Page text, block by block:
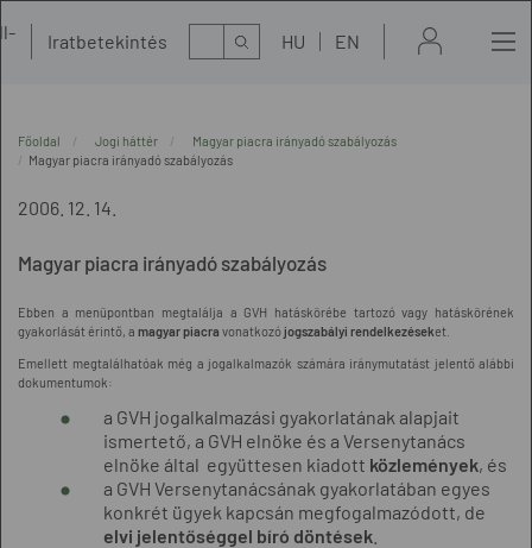
Iratbetekintés Kereső HU EN
Főoldal Jogi háttér
Magyar piacra irányadó szabályozás
Magyar piacra irányadó szabályozás
2006. 12. 14.
Magyar piacra irányadó szabályozás
Ebben a menüpontban megtalálja a GVH hatáskörébe tartozó vagy hatáskörének
gyakorlását érintő, a magyar piacra vonatkozójogszabályi rendelkezéseket.
Emellett megtalálhatóak még a jogalkalmazók számára iránymutatást jelentő alábbi
dokumentumok:
a GVH jogalkalmazási gyakorlatának alapjait
ismertető, a GVH elnöke és a Versenytanács
elnöke által együttesen kiadott közlemények, és
a GVH Versenytanácsának gyakorlatában egyes
konkrét ügyek kapcsán megfogalmazódott, de
elvi jelentőséggel bíró döntések